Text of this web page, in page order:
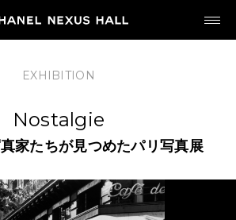
MY CHANEL NEXUS
HOME
EXHIBITION
Nostalgie
家たちが見つめたパリ写真展